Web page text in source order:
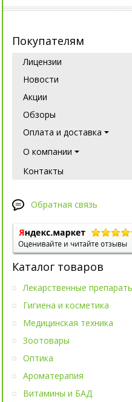
Покупателям
Лицензии
Новости
Акции
Обзоры
Оплата и доставка
О компании
Контакты
Обратная связь
Каталог товаров
Лекарственные
Гигиена и косметика
Медицинская техника
Зоотовары
Оптика
Ароматерапия
Витамины и БАД